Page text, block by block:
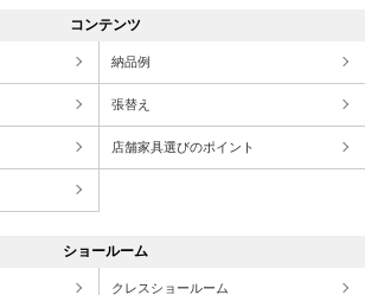
コンテンツ
納品例
張替え
店舗家具選びのポイント
ショールーム
クレスショールーム